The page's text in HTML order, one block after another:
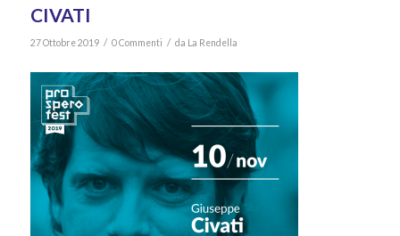
CIVATI
27 Ottobre 2019 / 0 Commenti / da La Rendella